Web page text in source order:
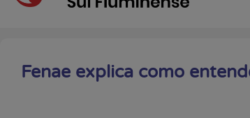
Fenae explica como